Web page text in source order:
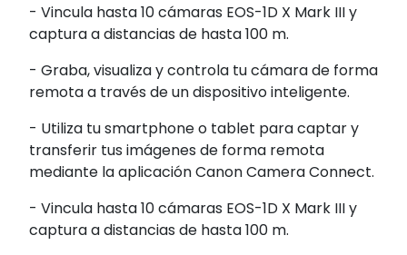
- Vincula hasta 10 cámaras EOS-1D X Mark III y
captura a distancias de hasta 100 m.
- Graba, visualiza y controla tu cámara de forma
remota a través de un dispositivo inteligente.
- Utiliza tu smartphone o tablet para captar y
transferir tus imágenes de forma remota
mediante la aplicación Canon Camera Connect.
- Vincula hasta 10 cámaras EOS-1D X Mark III y
captura a distancias de hasta 100 m.